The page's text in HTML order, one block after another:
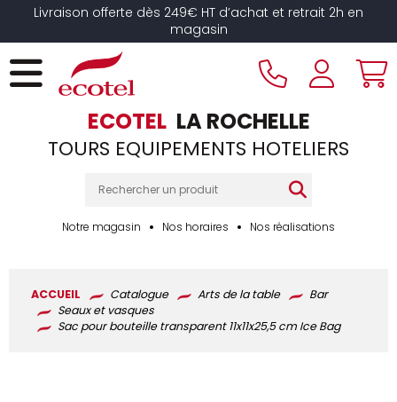
Livraison offerte dès 249€ HT d’achat et retrait 2h en
magasin
ECOTEL LA ROCHELLE
TOURS EQUIPEMENTS HOTELIERS
Notre magasin Nos horaires Nos réalisations
ACCUEIL Catalogue Arts de la table
Bar
Seaux et vasques
Sac pour bouteille transparent 11x11x25,5 cm Ice Bag
Panneau de gestion des cookies